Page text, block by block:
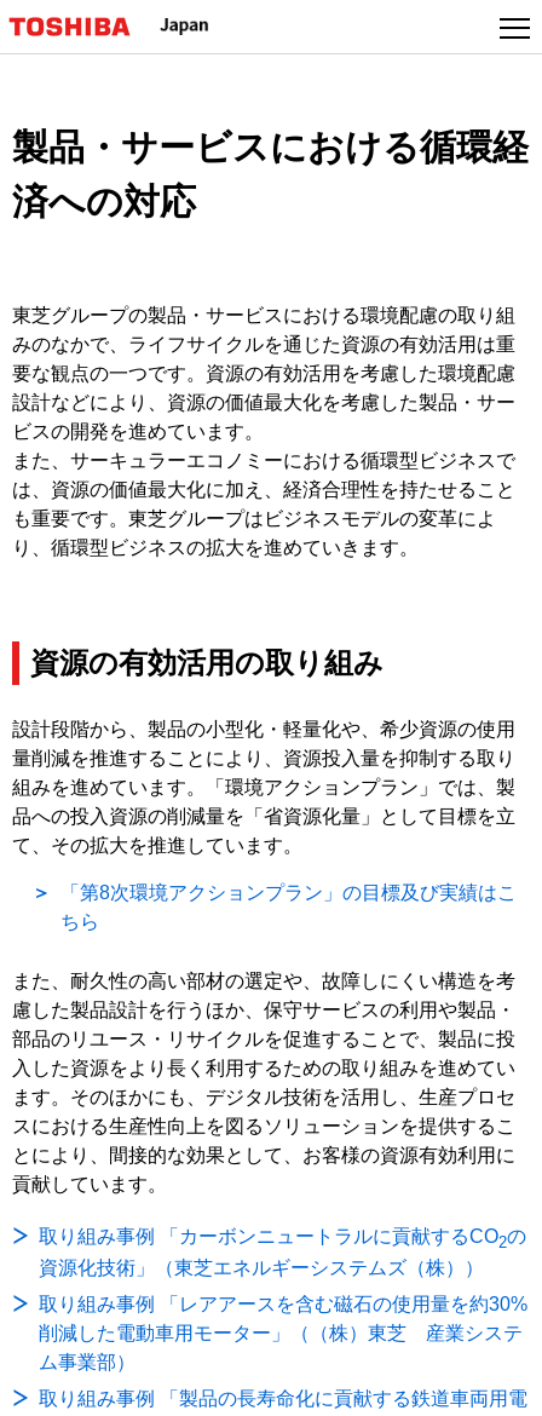
プ
製品・サービスにおける循環経
済への対応
東芝グループの製品・サービスにおける環境配慮の取り組
みのなかで、ライフサイクルを通じた資源の有効活用は重
要な観点の一つです。資源の有効活用を考慮した環境配慮
設計などにより、資源の価値最大化を考慮した製品・サー
ビスの開発を進めています。
また、サーキュラーエコノミーにおける循環型ビジネスで
は、資源の価値最大化に加え、経済合理性を持たせること
も重要です。東芝グループはビジネスモデルの変革によ
り、循環型ビジネスの拡大を進めていきます。
資源の有効活用の取り組み
設計段階から、製品の小型化・軽量化や、希少資源の使用
量削減を推進することにより、資源投入量を抑制する取り
組みを進めています。「環境アクションプラン」では、製
品への投入資源の削減量を「省資源化量」として目標を立
て、その拡大を推進しています。
「第8次環境アクションプラン」の目標及び実績はこ
ちら
また、耐久性の高い部材の選定や、故障しにくい構造を考
慮した製品設計を行うほか、保守サービスの利用や製品・
部品のリユース・リサイクルを促進することで、製品に投
入した資源をより長く利用するための取り組みを進めてい
ます。そのほかにも、デジタル技術を活用し、生産プロセ
スにおける生産性向上を図るソリューションを提供するこ
とにより、間接的な効果として、お客様の資源有効利用に
貢献しています。
取り組み事例 「カーボンニュートラルに貢献するCO2の
資源化技術」（東芝エネルギーシステムズ（株））
取り組み事例 「レアアースを含む磁石の使用量を約30%
削減した電動車用モーター」（（株）東芝 産業システ
ム事業部）
取り組み事例 「製品の長寿命化に貢献する鉄道車両用電